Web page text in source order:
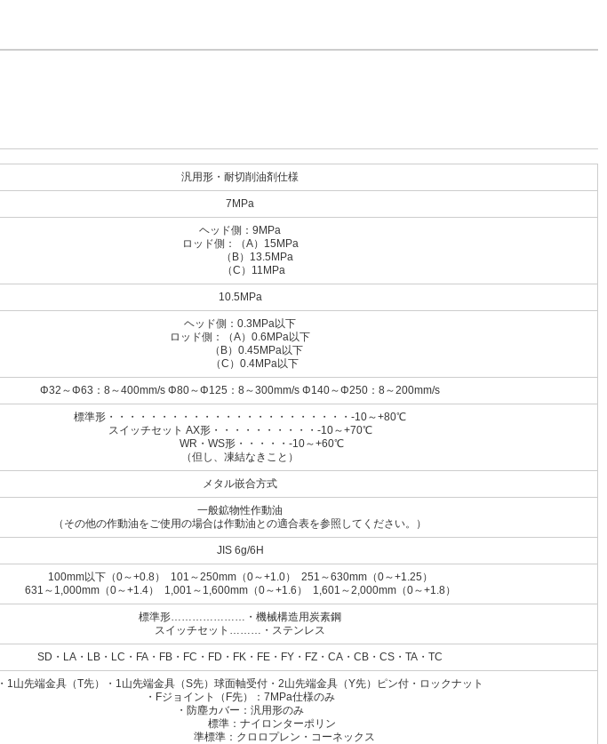
汎用形・耐切削油剤仕様
7MPa
ヘッド側：9MPa
ロッド側：（A）15MPa
（B）13.5MPa
（C）11MPa
10.5MPa
ヘッド側：0.3MPa以下
ロッド側：（A）0.6MPa以下
（B）0.45MPa以下
（C）0.4MPa以下
Φ32～Φ63：8～400mm/s Φ80～Φ125：8～300mm/s Φ140～Φ250：8～200mm/s
標準形・・・・・・・・・・・・・・・・・・・・・・・-10～+80℃
スイッチセット AX形・・・・・・・・・・-10～+70℃
WR・WS形・・・・・-10～+60℃
（但し、凍結なきこと）
メタル嵌合方式
一般鉱物性作動油
（その他の作動油をご使用の場合は作動油との適合表を参照してください。）
JIS 6g/6H
100mm以下（0～+0.8） 101～250mm（0～+1.0） 251～630mm（0～+1.25）
631～1,000mm（0～+1.4） 1,001～1,600mm（0～+1.6） 1,601～2,000mm（0～+1.8）
標準形…………………・機械構造用炭素鋼
スイッチセット………・ステンレス
SD・LA・LB・LC・FA・FB・FC・FD・FK・FE・FY・FZ・CA・CB・CS・TA・TC
・1山先端金具（T先）・1山先端金具（S先）球面軸受付・2山先端金具（Y先）ピン付・ロックナット
・Fジョイント（F先）：7MPa仕様のみ
・防塵カバー：汎用形のみ
標準：ナイロンターポリン
準標準：クロロプレン・コーネックス